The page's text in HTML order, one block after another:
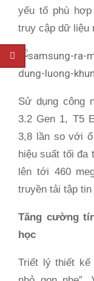
yếu tố phù
truy cập dữ liệu
Sử dụng công
3.2 Gen 1, T5
3,8 lần so với
hiệu suất tối đa
lên tới 460
truyền tải tập
Tăng cường
học
Triết lý thiết kế